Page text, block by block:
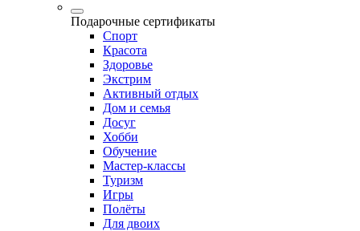
Подарочные сертификаты
Спорт
Красота
Здоровье
Экстрим
Активный отдых
Дом и семья
Досуг
Хобби
Обучение
Мастер-классы
Туризм
Игры
Полёты
Для двоих